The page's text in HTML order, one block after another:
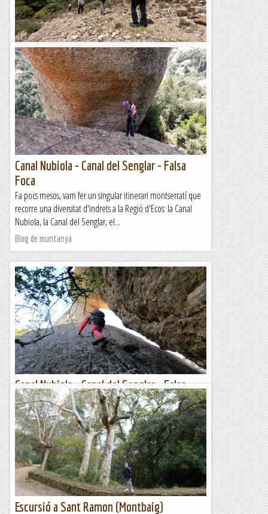
Blog de muntanya
Excursió per la Roca Mur de Sant Llorenç
Hem fet una excursió per la zona de Sant Llorenç de Munt.
Avui hem sortit del Marquet de les Roques per fer un
itinerari circular que té el principal centre...
Blog de muntanya
Canal Nubiola - Canal del Senglar - Falsa
Foca
Fa pocs mesos, vam fer un singular itinerari montserratí que
recorre una diversitat d'indrets a la Regió d'Ecos: la Canal
Nubiola, la Canal del Senglar, el...
Blog de muntanya
Canal Nubiola - Canal del Senglar - Falsa
Foca
Avui hem fet una activitat singular a Montserrat, per la Regió
d'Ecos. Un llarg recorregut per roques, canals i agulles que
ens ha deixat ben satisfets i ens ha...
Blog de muntanya
Escursió a Sant Ramon (Montbaig)